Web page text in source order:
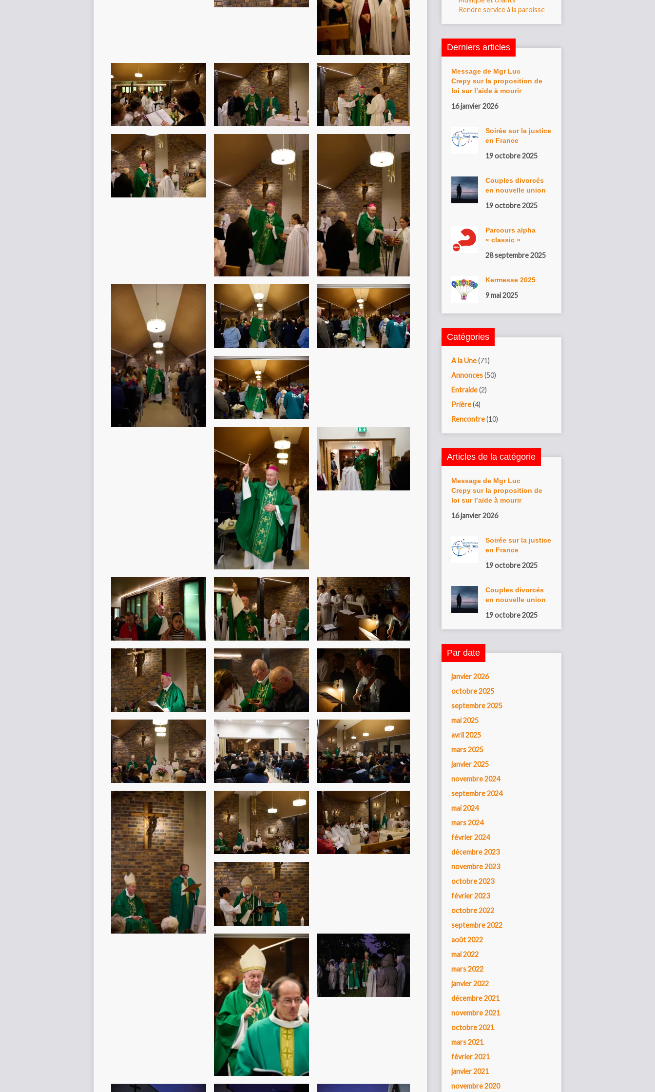
Rendre service à la paroisse
Derniers articles
Message de Mgr Luc
Crepy sur la proposition de
loi sur l’aide à mourir
16 janvier 2026
Soirée sur la justice
en France
19 octobre 2025
Couples divorcés
en nouvelle union
19 octobre 2025
Parcours alpha
« classic »
28 septembre 2025
Kermesse 2025
9 mai 2025
Catégories
A la Une(71)
Annonces(50)
Entraide(2)
Prière(4)
Rencontre(10)
Articles de la catégorie
Message de Mgr Luc
Crepy sur la proposition de
loi sur l’aide à mourir
16 janvier 2026
Soirée sur la justice
en France
19 octobre 2025
Couples divorcés
en nouvelle union
19 octobre 2025
Par date
janvier 2026
octobre 2025
septembre 2025
mai 2025
avril 2025
mars 2025
janvier 2025
novembre 2024
septembre 2024
mai 2024
mars 2024
février 2024
décembre 2023
novembre 2023
octobre 2023
février 2023
octobre 2022
septembre 2022
août 2022
mai 2022
mars 2022
janvier 2022
décembre 2021
novembre 2021
octobre 2021
mars 2021
février 2021
janvier 2021
novembre 2020